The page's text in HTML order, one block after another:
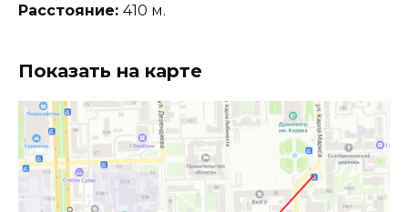
Расстояние: 410 м.
Показать на карте